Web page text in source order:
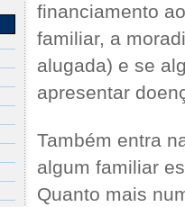
financiamento
familiar, a
alugada) e se
apresentar
Também entra
algum familiar
Quanto mais